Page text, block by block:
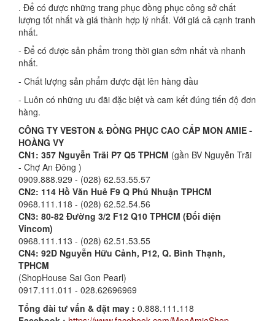
. Để có được những trang phục đồng phục công sở chất
lượng tốt nhất và giá thành hợp lý nhất. Với giá cả cạnh tranh
nhất.
- Để có được sản phẩm trong thời gian sớm nhất và nhanh
nhất.
- Chất lượng sản phẩm được đặt lên hàng đầu
- Luôn có những ưu đãi đặc biệt và cam kết đúng tiến độ đơn
hàng.
CÔNG TY VESTON & ĐỒNG PHỤC CAO CẤP MON AMIE -
HOÀNG VY
CN1: 357 Nguyễn Trãi P7 Q5 TPHCM (gần BV Nguyễn Trãi
- Chợ An Đông )
0909.888.929 - (028) 62.53.55.57
CN2: 114 Hồ Văn Huê F9 Q Phú Nhuận TPHCM
0968.111.118 - (028) 62.52.54.56
CN3: 80-82 Đường 3/2 F12 Q10 TPHCM (Đối diện
Vincom)
0968.111.113 - (028) 62.51.53.55
CN4: 92D Nguyễn Hữu Cảnh, P12, Q. Bình Thạnh,
TPHCM
(ShopHouse Sai Gon Pearl)
0917.111.011 - 028.62696969
Tổng đài tư vấn & đặt may : 0.888.111.118